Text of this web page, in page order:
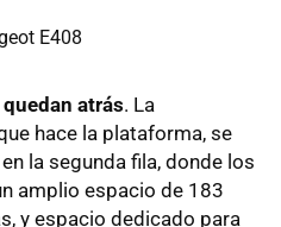
atrás. La
hace la plataforma, se
la segunda fila, donde los
amplio espacio de 183
y espacio dedicado para